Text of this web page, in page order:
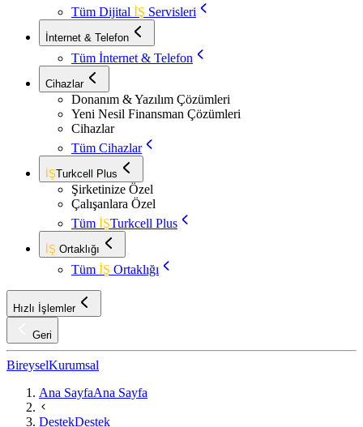
Tüm Dijital İŞ Servisleri
İnternet & Telefon
Tüm İnternet & Telefon
Cihazlar
Donanım & Yazılım Çözümleri
Yeni Nesil Finansman Çözümleri
Cihazlar
Tüm Cihazlar
İŞTurkcell Plus
Şirketinize Özel
Çalışanlara Özel
Tüm İŞTurkcell Plus
İŞ Ortaklığı
Tüm İŞ Ortaklığı
Hızlı İşlemler
Geri
BireyselKurumsal
Ana SayfaAna Sayfa
DestekDestek